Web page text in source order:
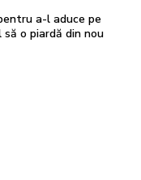
a-l aduce pe
o piardă din nou